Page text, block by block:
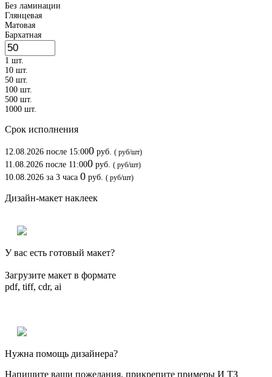
Без ламинации
Глянцевая
Матовая
Бархатная
1 шт.
10 шт.
50 шт.
100 шт.
500 шт.
1000 шт.
Срок исполнения
12.08.2026 после 15:000 руб. ( руб/шт)
11.08.2026 после 11:000 руб. ( руб/шт)
10.08.2026 за 3 часа 0 руб. ( руб/шт)
Дизайн-макет наклеек
У вас есть готовый макет?
Загрузите макет в формате
pdf, tiff, cdr, ai
Нужна помощь дизайнера?
Напишите ваши пожелания, прикрепите примеры И ТЗ